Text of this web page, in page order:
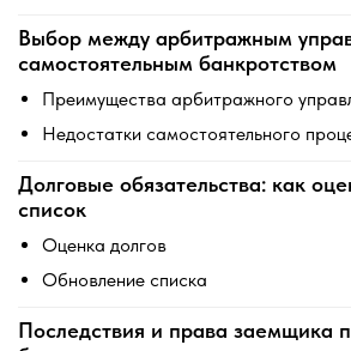
Выбор между арбитражным
самостоятельным банкротством
Преимущества арбитражного
Недостатки самостоятельного
Долговые обязательства: как
список
Оценка долгов
Обновление списка
Последствия и права заемщика